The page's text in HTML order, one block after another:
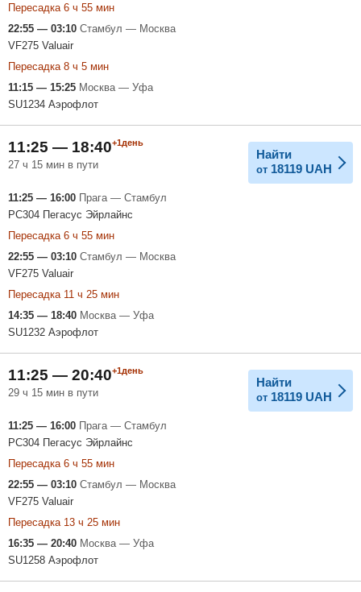
Пересадка 6 ч 55 мин
22:55 — 03:10 Стамбул — Москва
VF275 Valuair
Пересадка 8 ч 5 мин
11:15 — 15:25 Москва — Уфа
SU1234 Аэрофлот
11:25 — 18:40+1день
27 ч 15 мин в пути
Найти
от 18119 UAH
11:25 — 16:00 Прага — Стамбул
PC304 Пегасус Эйрлайнс
Пересадка 6 ч 55 мин
22:55 — 03:10 Стамбул — Москва
VF275 Valuair
Пересадка 11 ч 25 мин
14:35 — 18:40 Москва — Уфа
SU1232 Аэрофлот
11:25 — 20:40+1день
29 ч 15 мин в пути
Найти
от 18119 UAH
11:25 — 16:00 Прага — Стамбул
PC304 Пегасус Эйрлайнс
Пересадка 6 ч 55 мин
22:55 — 03:10 Стамбул — Москва
VF275 Valuair
Пересадка 13 ч 25 мин
16:35 — 20:40 Москва — Уфа
SU1258 Аэрофлот